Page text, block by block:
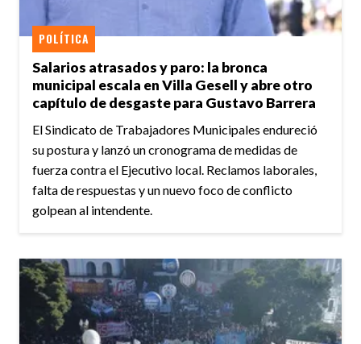
Salarios atrasados y paro: la bronca
municipal escala en Villa Gesell y abre otro
capítulo de desgaste para Gustavo Barrera
POLÍTICA
El Sindicato de Trabajadores Municipales endureció
su postura y lanzó un cronograma de medidas de
fuerza contra el Ejecutivo local. Reclamos laborales,
falta de respuestas y un nuevo foco de conflicto
golpean al intendente.